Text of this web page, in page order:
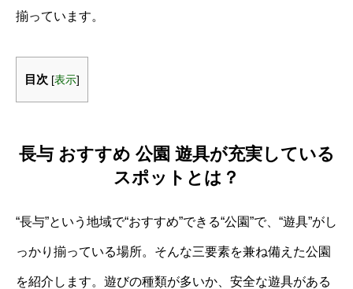
揃っています。
目次 [表示]
長与 おすすめ 公園 遊具が充実している
スポットとは？
“長与”という地域で“おすすめ”できる“公園”で、“遊具”がし
っかり揃っている場所。そんな三要素を兼ね備えた公園
を紹介します。遊びの種類が多いか、安全な遊具がある